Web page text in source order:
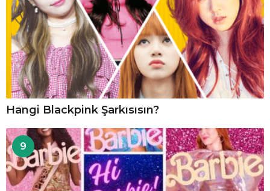
Hangi Blackpink Şarkısısın?
9